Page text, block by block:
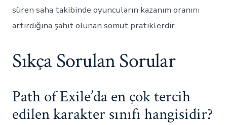
süren saha takibinde oyuncuların kazanım oranını
artırdığına şahit olunan somut pratiklerdir.
Sıkça Sorulan Sorular
Path of Exile’da en çok tercih
edilen karakter sınıfı hangisidir?